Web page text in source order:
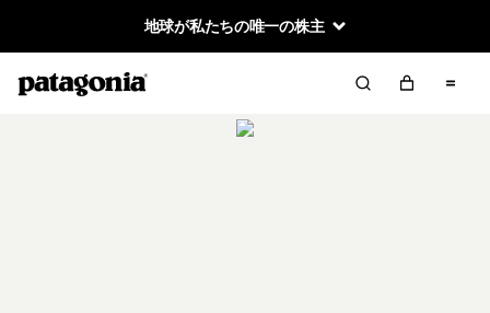
地球が私たちの唯一の株主